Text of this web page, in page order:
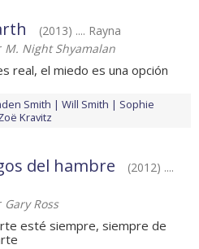
(2013) .... Rayna
M. Night Shyamalan
real, el miedo es una opción
Smith Will Smith
Sophie
Kravitz
del hambre
(2012) ....
Gary Ross
esté siempre, siempre de